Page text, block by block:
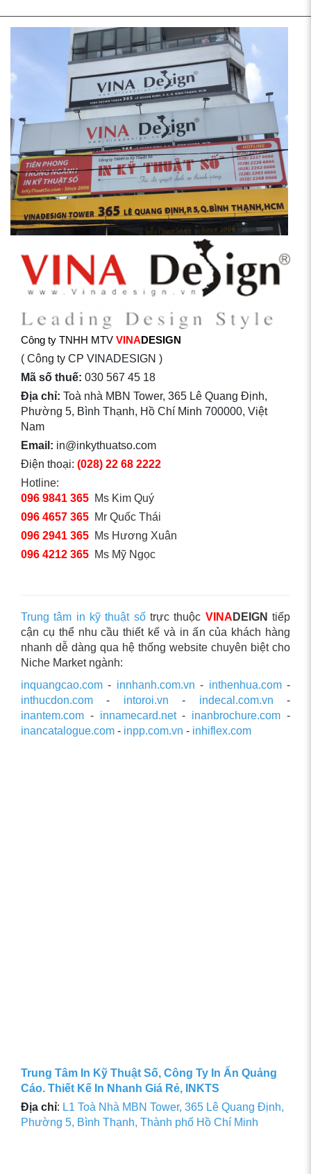
Công ty TNHH MTV VINADESIGN
( Công ty CP VINADESIGN )
Mã số thuế: 030 567 45 18
Địa chỉ: Toà nhà MBN Tower, 365 Lê Quang Định,
Phường 5, Bình Thạnh, Hồ Chí Minh 700000, Việt
Nam
Email: in@inkythuatso.com
Điện thoại: (028) 22 68 2222
Hotline:
096 9841 365 Ms Kim Quý
096 4657 365 Mr Quốc Thái
096 2941 365 Ms Hương Xuân
096 4212 365 Ms Mỹ Ngọc
Trung tâm in kỹ thuật sốtrực thuộc VINA DEIGN tiếp
cận cụ thể nhu cầu thiết kế và in ấn của khách hàng
nhanh dễ dàng qua hệ thống website chuyên biệt cho
Niche Market ngành:
inquangcao.com - innhanh.com.vn - inthenhua.com-
inthucdon.com - intoroi.vn - indecal.com.vn -
inantem.com - innamecard.net- inanbrochure.com -
inancatalogue.com - inpp.com.vn - inhiflex.com
Trung Tâm In Kỹ Thuật Số, Công Ty In Ấn Quảng
Cáo. Thiết Kế In Nhanh Giá Rẻ, INKTS
Địa chỉ: L1 Toà Nhà MBN Tower, 365 Lê Quang Định,
Phường 5, Bình Thạnh, Thành phố Hồ Chí Minh